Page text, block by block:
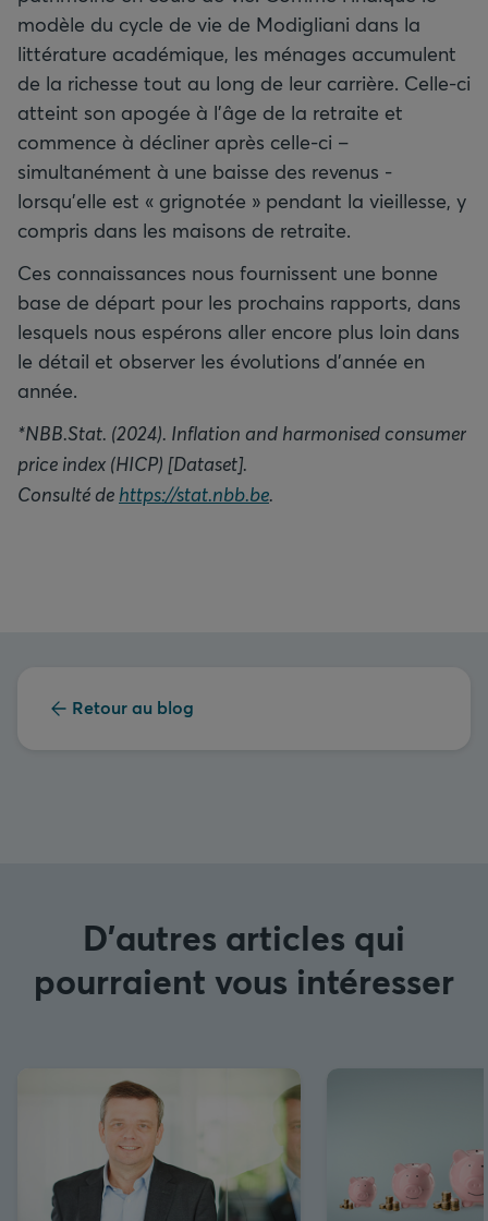
modèle du cycle de vie de Modigliani dans la
littérature académique, les ménages accumulent
de la richesse tout au long de leur carrière. Celle-ci
atteint son apogée à l’âge de la retraite et
commence à décliner après celle-ci –
simultanément à une baisse des revenus -
lorsqu’elle est « grignotée » pendant la vieillesse, y
compris dans les maisons de retraite.
Ces connaissances nous fournissent une bonne
base de départ pour les prochains rapports, dans
lesquels nous espérons aller encore plus loin dans
le détail et observer les évolutions d’année en
année.
*NBB.Stat. (2024). Inflation and harmonised consumer
price index (HICP) [Dataset].
Consulté dehttps://stat.nbb.be.
Retour au blog
D'autres articles qui
pourraient vous intéresser